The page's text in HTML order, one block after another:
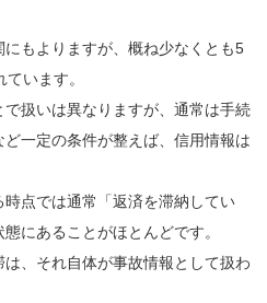
もよりますが、概ね少なくとも5
います。
扱いは異なりますが、通常は手続
一定の条件が整えば、信用情報は
点では通常「返済を滞納してい
にあることがほとんどです。
、それ自体が事故情報として扱わ